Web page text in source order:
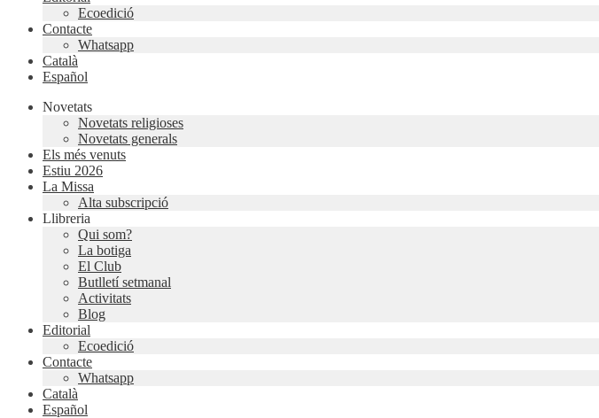
Ecoedició
Contacte
Whatsapp
Català
Español
Novetats
Novetats religioses
Novetats generals
Els més venuts
Estiu 2026
La Missa
Alta subscripció
Llibreria
Qui som?
La botiga
El Club
Butlletí setmanal
Activitats
Blog
Editorial
Ecoedició
Contacte
Whatsapp
Català
Español